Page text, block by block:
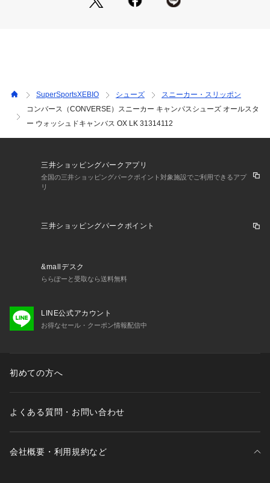
※靴ひもの長さについては、左右10cm以内の差までは弊社許
商品の色味が若干異なる場合があります。
※掲載の価格・製品のパッケージ・デザイン・仕様について、
予告なく変更することがあります。あらかじめご了承くださ
い。2025年春夏モデル 2025ssmodel コンバース CONVERSE
ツシューズ 靴 キャンパス地 Men's Mens メンズ めんず 男性
街履き 町履き カジュアル shoesCP2502 10sh02sp sh15cp0
3 shcp_2504 newitem2504 sh102504 xmas2025_ssx_teens
SuperSportsXEBIO シューズ
スニーカー・スリッポン
コンバース（CONVERSE）スニーカー キャンパスシューズ オールスタ
ー ウォッシュドキャンバス OX LK 31314112
三井ショッピングパークアプリ
全国の三井ショッピングパークポイント対象施設でご利用できるアプ
リ
三井ショッピングパークポイント
&mallデスク
ららぽーと受取なら送料無料
LINE公式アカウント
お得なセール・クーポン情報配信中
初めての方へ
よくある質問・お問い合わせ
会社概要・利用規約など